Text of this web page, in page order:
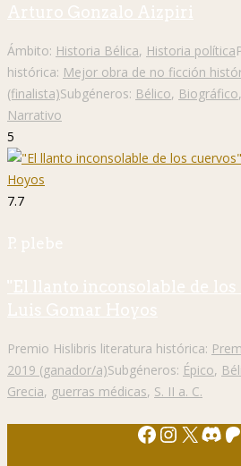
Arturo Gonzalo Aizpiri
Ámbito: Historia Bélica, Historia política
histórica: Mejor obra de no ficción
(finalista)Subgéneros: Bélico, Biográfico,
Narrativo
5
7.7
P. plebe
"El llanto inconsolable de los
Luis Gomar Hoyos
Premio Hislibris literatura histórica:
2019 (ganador/a)Subgéneros: Épico,
Grecia, guerras médicas, S. II a. C.
Facebook
X